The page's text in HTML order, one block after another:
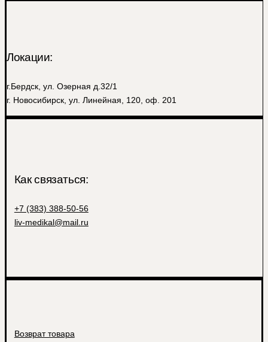
Локации:
г.Бердск, ул. Озерная д.32/1
г. Новосибирск, ул. Линейная, 120, оф. 201
Как связаться:
+7 (383) 388-50-56
liv-medikal@mail.ru
Возврат товара